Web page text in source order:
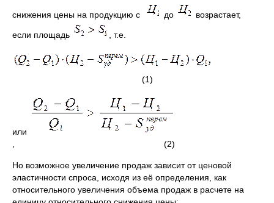
снижения цены на продукцию с до возрастает,
если площадь , т.е.
(1)
или
, (2)
Но возможное увеличение продаж зависит от ценовой
эластичности спроса, исходя из её определения, как
относительного увеличения объема продаж в расчете на